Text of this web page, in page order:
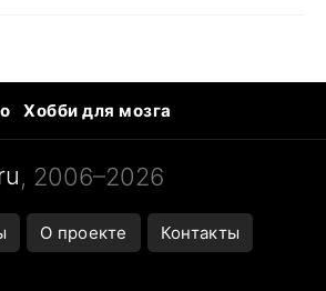
Хобби для мозга
Тунцы в океанариуме
, 2006–2026
О проекте Контакты